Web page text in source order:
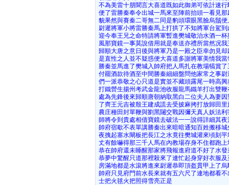
不為美雷十朋聞言大喜道既如此御弟可依計速
便了雷勝秦奉令出城一馬來至陣前抬頭一看見
貌果然與賽秦二哥無二同是豹頭環眼黑臉烏鬚
尉遲將軍小將雷勝秦馬上打拱了不知將軍台駕
迎今奉王兄之命特請將軍暫進樊城敬治水酒一
風那寶鏡一事莫說借用就是奉送亦禮所當然况
歸順大唐之意日後與將軍乃是一殿之臣幸勿見
是直性之人並不疑惑便大喜道多謝將軍美情我
勝秦並馬進了樊城入帥府把人馬扎在教場犒賞
付罷酒款待酒至中間勝秦細細盤問他家常之事
們一派恭敬之心只道是實並不藏頭露尾一時高
打鐵營生揚州考武金龍池收服龍馬鐵羊打出雙
處為先鋒後來歸順唐朝納取黑白二位夫人為妻
了齊王元吉被殷王建成謊去受披麻拷打放歸田
農庄種田封單鞭與劉黑闥交戰因彌天真人妖法
師將令到貴處相借寶鏡去破法一一說得詳細其
帥府宿歇不表單講勝秦出來暗暗通知百姓搬移
夜拽起塞水閘板把長江之水竟往樊城灌來頃刻
丈有餘嚇得那三千人馬在內教場存身不住都跑
恭在帥府還未睡醒那家將飛報進府道不好了水
恭夢中驚醒只道那裡殺來了連忙起身穿好衣服
房滿地都是水滾將進來尉遲恭即頂盔貫甲上了
帥府只見府門前水長來就有五六尺了連地都看
士把火毬火把照得雪亮正是